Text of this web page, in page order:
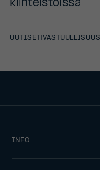
kiinteistöissä
UUTISET VASTUULLISUUS
INFO